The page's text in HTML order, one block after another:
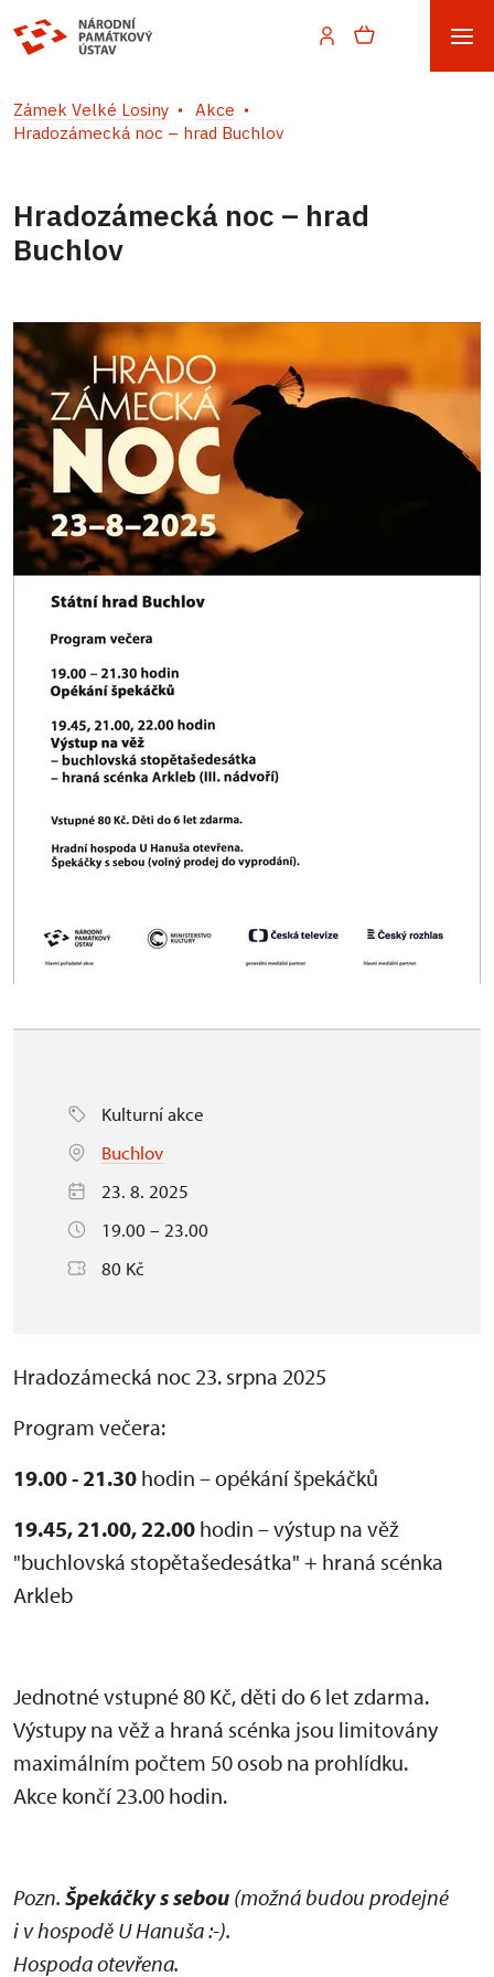
Zámek Velké Losiny
Akce
Hradozámecká noc – hrad Buchlov
Hradozámecká noc – hrad
Buchlov
Kulturní akce
Buchlov
23. 8. 2025
19.00 – 23.00
80 Kč
Hradozámecká noc 23. srpna 2025
Program večera:
19.00 - 21.30 hodin – opékání špekáčků
19.45, 21.00, 22.00 hodin – výstup na věž
"buchlovská stopětašedesátka" + hraná scénka
Arkleb
Jednotné vstupné 80 Kč, děti do 6 let zdarma.
Výstupy na věž a hraná scénka jsou limitovány
maximálním počtem 50 osob na prohlídku.
Akce končí 23.00 hodin.
Pozn. Špekáčky s sebou (možná budou prodejné
i v hospodě U Hanuša :-).
Hospoda otevřena.